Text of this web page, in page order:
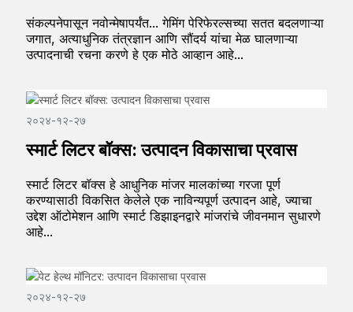
संकल्पनेपासून नवोन्मेषापर्यंत... गेमिंग पेरिफेरल्सच्या सतत बदलणाऱ्या
जगात, अत्याधुनिक तंत्रज्ञान आणि सौंदर्य यांचा मेळ घालणाऱ्या
उत्पादनाची रचना करणे हे एक मोठे आव्हान आहे...
२०२४-१२-२७
स्मार्ट लिटर बॉक्स: उत्पादन विकासाचा प्रवास
स्मार्ट लिटर बॉक्स हे आधुनिक मांजर मालकांच्या गरजा पूर्ण
करण्यासाठी विकसित केलेले एक नाविन्यपूर्ण उत्पादन आहे, ज्याचा
उद्देश ऑटोमेशन आणि स्मार्ट डिझाइनद्वारे मांजरांचे जीवनमान सुधारणे
आहे...
२०२४-१२-२७